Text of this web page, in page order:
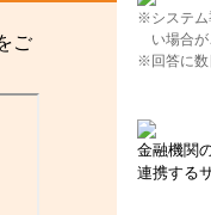
※システム
い場合が
※回答に数
金融機関
連携する
ご